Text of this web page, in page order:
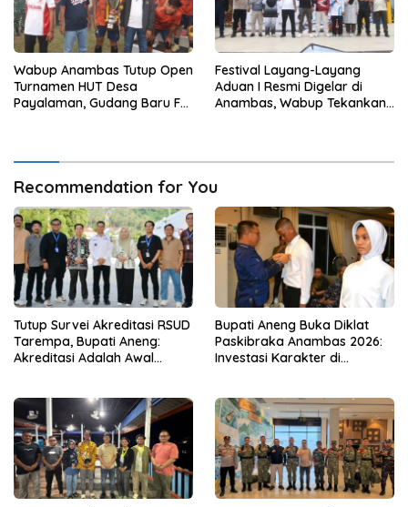
Wabup Anambas Tutup Open
Turnamen HUT Desa
Payalaman, Gudang Baru FC
Festival Layang-Layang
Aduan I Resmi Digelar di
Anambas, Wabup Tekankan
Recommendation for You
Tutup Survei Akreditasi RSUD
Tarempa, Bupati Aneng:
Akreditasi Adalah Awal
Bupati Aneng Buka Diklat
Paskibraka Anambas 2026:
Investasi Karakter di